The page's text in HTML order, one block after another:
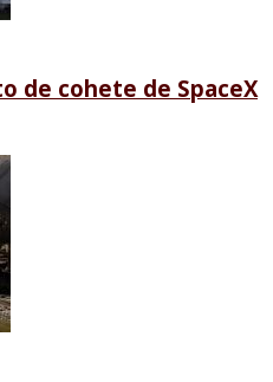
de cohete de SpaceX